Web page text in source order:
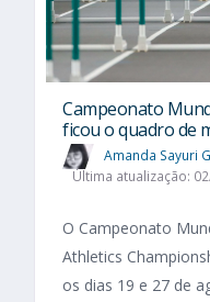
Campeonato
ficou o quadro de
Amanda Sayuri
Última atualização:
O Campeonato
Athletics
os dias 19 e 27 de